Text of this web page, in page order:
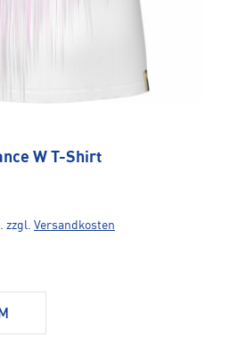
W T-Shirt
zzgl. Versandkosten